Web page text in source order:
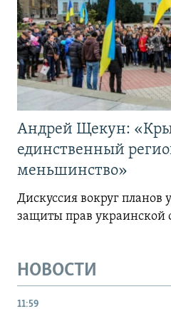
Андрей Щекун:
единственный
меньшинство»
Дискуссия вокруг планов
защиты прав
НОВОСТИ
11:59